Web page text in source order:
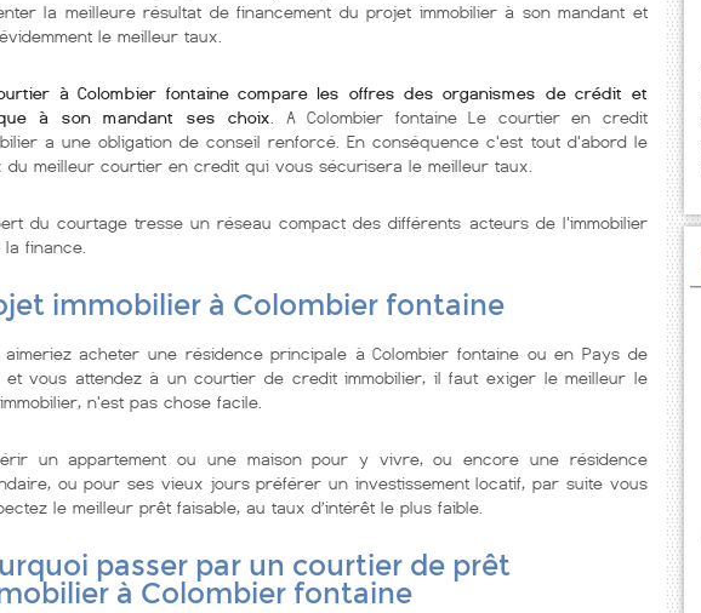
la meilleure résultat de financement du projet immobilier à son mandant et
le meilleur taux.
à Colombier fontaine compare les offres des organismes de crédit et
à son mandant ses choix . A Colombier fontaine Le courtier en credit
a une obligation de conseil renforcé. En conséquence c'est tout d'abord le
du meilleur courtier en credit qui vous sécurisera le meilleur taux.
du courtage tresse un réseau compact des différents acteurs de l'immobilier
finance.
immobilier à Colombier fontaine
aimeriez acheter une résidence principale à Colombier fontaine ou en Pays de
et vous attendez à un courtier de credit immobilier, il faut exiger le meilleur le
n'est pas chose facile.
un appartement ou une maison pour y vivre, ou encore une résidence
ou pour ses vieux jours préférer un investissement locatif, par suite vous
le meilleur prêt faisable, au taux d’intérêt le plus faible.
passer par un courtier de prêt
à Colombier fontaine